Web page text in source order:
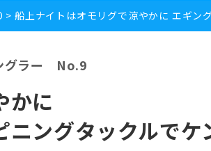
>船上ナイトはオモリグで涼やかに エギン
グラー No.9
かに
ングタックルでケ